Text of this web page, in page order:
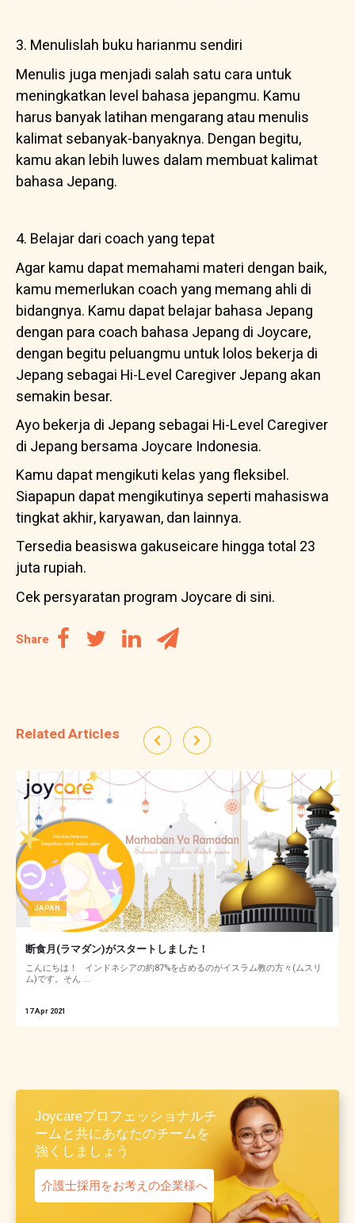
Share
3. Menulislah buku harianmu sendiri
Menulis juga menjadi salah satu cara untuk
meningkatkan level bahasa jepangmu. Kamu
harus banyak latihan mengarang atau menulis
kalimat sebanyak-banyaknya. Dengan begitu,
kamu akan lebih luwes dalam membuat kalimat
bahasa Jepang.
4. Belajar dari coach yang tepat
Agar kamu dapat memahami materi dengan baik,
kamu memerlukan coach yang memang ahli di
bidangnya. Kamu dapat belajar bahasa Jepang
dengan para coach bahasa Jepang di Joycare,
dengan begitu peluangmu untuk lolos bekerja di
Jepang sebagai Hi-Level Caregiver Jepang akan
semakin besar.
Ayo bekerja di Jepang sebagai Hi-Level Caregiver
di Jepang bersama Joycare Indonesia.
Kamu dapat mengikuti kelas yang fleksibel.
Siapapun dapat mengikutinya seperti mahasiswa
tingkat akhir, karyawan, dan lainnya.
Tersedia beasiswa gakuseicare hingga total 23
juta rupiah.
Cek persyaratan program Joycare di sini.
Related Articles
JAPAN
断食月(ラマダン)がスタートしました！
こんにちは！ インドネシアの約87%を占めるのがイスラム教の方々(ムスリ
ム)です。そん ...
17 Apr 2021
Joycareプロフェッショナルチ
ームと共にあなたのチームを
強くしましょう
介護士採用をお考えの企業様へ